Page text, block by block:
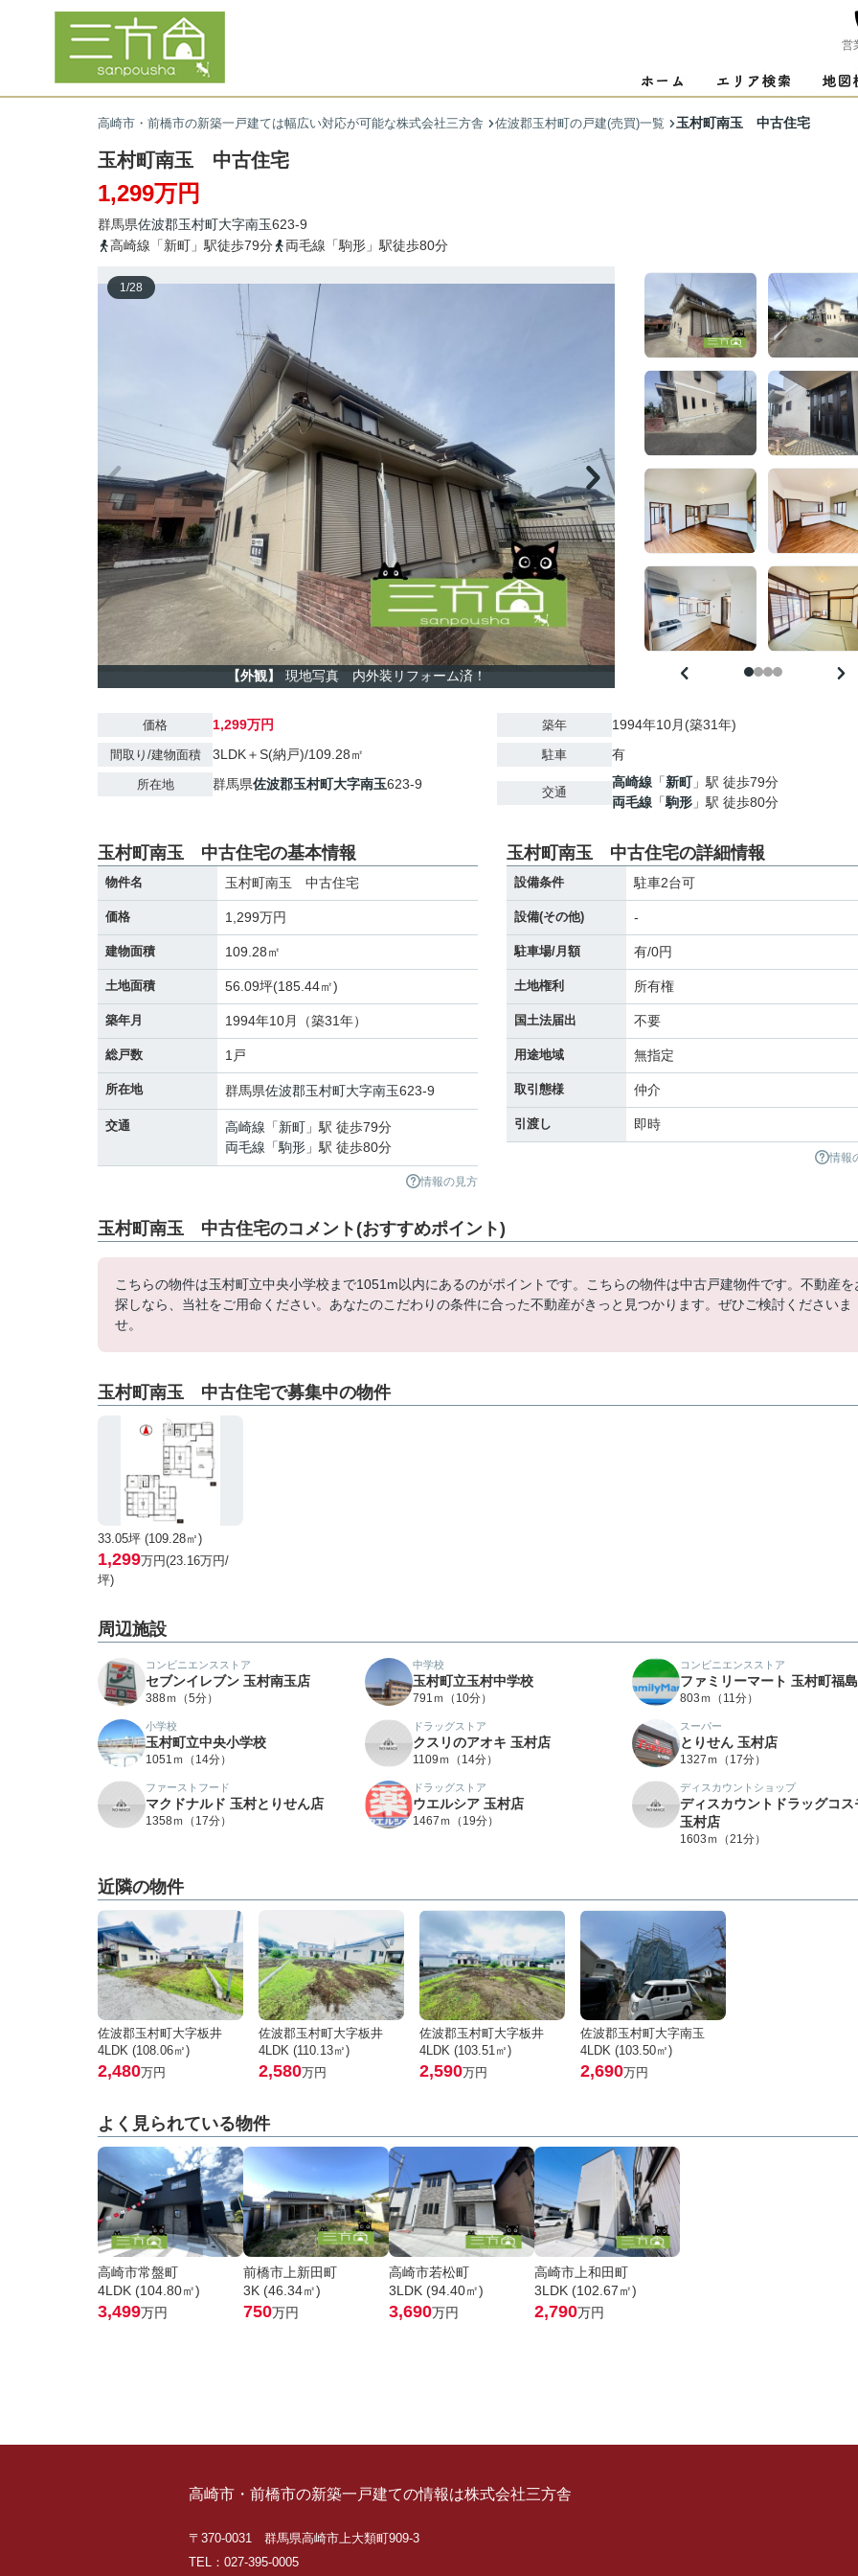
営
高崎市・前橋市の新築一戸建ては幅広い対応が可能な株式会社三方舎 佐波郡玉村町の戸建(売買)一覧 玉村町南玉 中古住宅
玉村町南玉 中古住宅
1,299万円
群馬県佐波郡玉村町大字南玉623-9
高崎線「新町」駅徒歩79分
両毛線「駒形」駅徒歩80分
1/28
【外観】 現地写真 内外装リフォーム済！
価格 1,299万円
間取り/建物面積 3LDK＋S(納戸)/109.28㎡
所在地 群馬県佐波郡玉村町大字南玉623-9
築年 1994年10月(築31年)
駐車 有
交通
高崎線 「新町」駅 徒歩79分
両毛線 「駒形 」駅 徒歩80分
玉村町南玉 中古住宅の基本情報
物件名 玉村町南玉 中古住宅
価格 1,299万円
建物面積 109.28㎡
土地面積 56.09坪(185.44㎡)
築年月 1994年10月（築31年）
総戸数 1戸
所在地 群馬県佐波郡玉村町大字南玉623-9
交通 高崎線 「新町 」駅 徒歩79分
両毛線 「駒形 」駅 徒歩80分
情報の見方
玉村町南玉 中古住宅の詳細情報
設備条件 駐車2台可
設備(その他) -
駐車場/月額 有/0円
土地権利 所有権
国土法届出 不要
用途地域 無指定
取引態様 仲介
引渡し 即時
情報
玉村町南玉 中古住宅のコメント(おすすめポイント)
こちらの物件は玉村町立中央小学校まで1051m以内にあるのがポイントです。こちらの物件は中古戸建物件です。不動産を
探しなら、当社をご用命ください。あなたのこだわりの条件に合った不動産がきっと見つかります。ぜひご検討くださいま
せ。
玉村町南玉 中古住宅で募集中の物件
33.05坪 (109.28㎡)
1,299万円(23.16万円/
坪)
周辺施設
コンビニエンスストア
セブンイレブン 玉村南玉店
388ｍ（5分）
中学校
玉村町立玉村中学校
791ｍ（10分）
コンビニエンスストア
ファミリーマート 玉村町福
803ｍ（11分）
小学校
玉村町立中央小学校
1051ｍ（14分）
ドラッグストア
クスリのアオキ 玉村店
1109ｍ（14分）
スーパー
とりせん 玉村店
1327ｍ（17分）
ファーストフード
マクドナルド 玉村とりせん店
1358ｍ（17分）
ドラッグストア
ウエルシア 玉村店
1467ｍ（19分）
ディスカウントショップ
ディスカウントドラッグコス
玉村店
1603ｍ（21分）
近隣の物件
佐波郡玉村町大字板井
4LDK (108.06㎡)
2,480万円
佐波郡玉村町大字板井
4LDK (110.13㎡)
2,580万円
佐波郡玉村町大字板井
4LDK (103.51㎡)
2,590万円
佐波郡玉村町大字南玉
4LDK (103.50㎡)
2,690万円
よく見られている物件
高崎市常盤町
4LDK (104.80㎡)
3,499万円
前橋市上新田町
3K (46.34㎡)
750万円
高崎市若松町
3LDK (94.40㎡)
3,690万円
高崎市上和田町
3LDK (102.67㎡)
2,790万円
高崎市・前橋市の新築一戸建ての情報は株式会社三方舎
〒370-0031 群馬県高崎市上大類町909-3
TEL：027-395-0005